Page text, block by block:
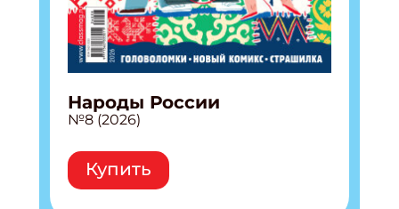
Народы России
№8 (2026)
Купить